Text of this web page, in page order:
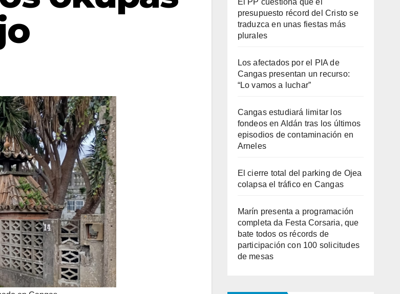
presupuesto récord del Cristo se
traduzca en unas fiestas más
plurales
Los afectados por el PIA de
Cangas presentan un recurso:
“Lo vamos a luchar”
Cangas estudiará limitar los
fondeos en Aldán tras los últimos
episodios de contaminación en
Arneles
El cierre total del parking de Ojea
colapsa el tráfico en Cangas
Marín presenta a programación
completa da Festa Corsaria, que
bate todos os récords de
participación con 100 solicitudes
de mesas